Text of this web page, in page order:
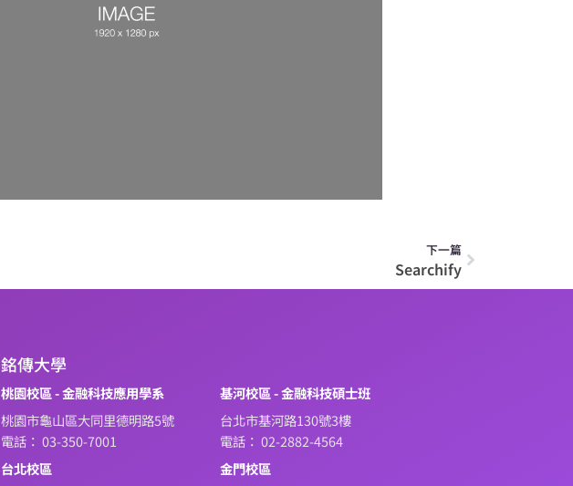
下一篇
Searchify
銘傳大學
桃園校區 - 金融科技應用學系
桃園市龜山區大同里德明路5號
電話： 03-350-7001
基河校區 - 金融科技碩士班
台北市基河路130號3樓
電話： 02-2882-4564
台北校區
金門校區